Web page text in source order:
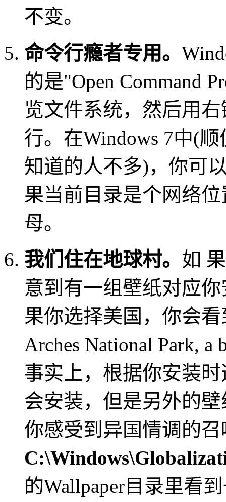
不变。
命令行瘾者专用。
的是"Open Command
览文件系统，然后用
行。在Windows 7中(
知道的人不多)，你可
果当前目录是个网络
母。
我们住在地球村。 如
意到有一组壁纸对应
果你选择美国，你会看
Arches National Park,
事实上，根据你安装
会安装，但是另外的
你感受到异国情调的
的Wallpaper目录里看